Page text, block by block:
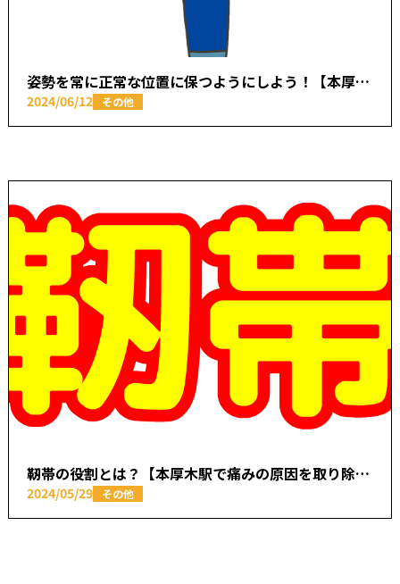
姿勢を常に正常な位置に保つようにしよう！【本厚木駅で痛みの原因を取り除く あかつき整骨院】
2024/06/12 その他
靭帯の役割とは？【本厚木駅で痛みの原因を取り除く あかつき整骨院】
2024/05/29 その他